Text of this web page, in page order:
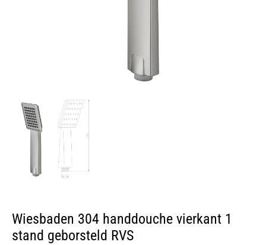
Wiesbaden 304 handdouche vierkant 1
stand geborsteld RVS